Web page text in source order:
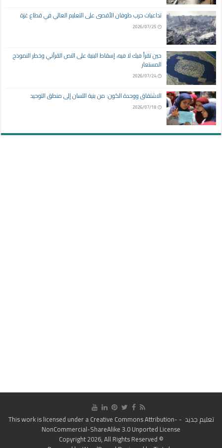
تداعيات حرب طوفان الأقصى على التعليم العالي في قطاع غزة
2026/07/25
حين تقرأ فيك لا فيه، إسقاط البنية على النص القرآني وخطر النموذج
المستعار
2026/07/24
الاشتقاق ووحدة الكون: من بنية اللسان إلى منطق التوحيد
2026/07/18
تعليم جديد - This work is licensed under a
Creative Commons Attribution-
NonCommercial-ShareAlike 3.0 Unported License
© Copyright 2026, All Rights Reserved